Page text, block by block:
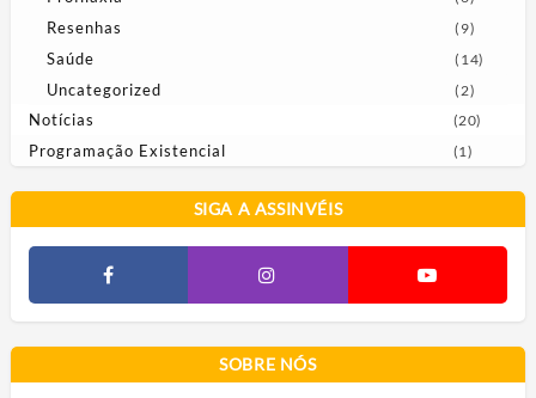
Resenhas (9)
Saúde (14)
Uncategorized (2)
Notícias (20)
Programação Existencial (1)
SIGA A ASSINVÉIS
SOBRE NÓS